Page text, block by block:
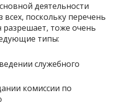
деятельности
поскольку перечень
тоже очень
типы:
служебного
комиссии по